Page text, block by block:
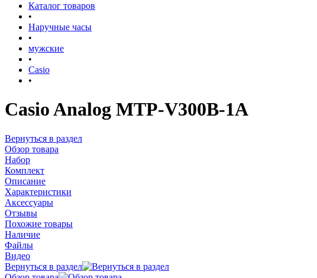
Каталог товаров
•
Наручные часы
•
мужские
•
Casio
•
Casio Analog MTP-V300B-1A
Вернуться в раздел
Обзор товара
Набор
Комплект
Описание
Характеристики
Аксессуары
Отзывы
Похожие товары
Наличие
Файлы
Видео
Вернуться в раздел